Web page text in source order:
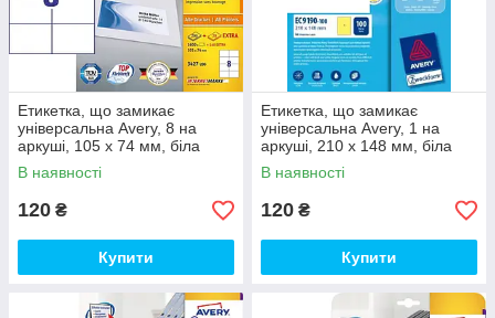
Етикетка, що замикає
універсальна Avery, 8 на
аркуші, 105 x 74 мм, біла
В наявності
120 ₴
Купити
Етикетка, що замикає
універсальна Avery, 1 на
аркуші, 210 x 148 мм, біла
В наявності
120 ₴
Купити